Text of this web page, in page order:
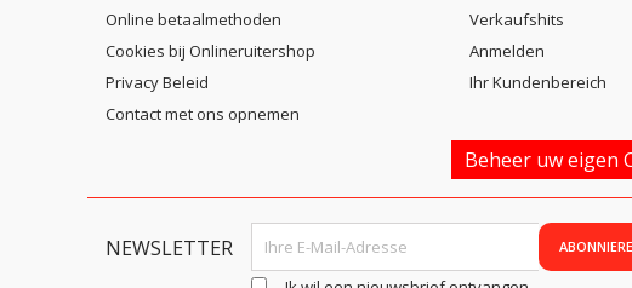
Online betaalmethoden
Cookies bij Onlineruitershop
Privacy Beleid
Contact met ons opnemen
Verkaufshits
Anmelden
Ihr Kundenbereich
Beheer uw eigen
NEWSLETTER